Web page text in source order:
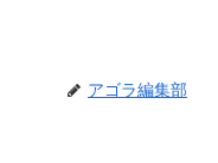
アゴラ編集部